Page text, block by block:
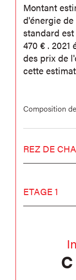
Montant
d'énergie
standard
470 € .
des prix de
cette
Composition
REZ DE
ETAGE 1